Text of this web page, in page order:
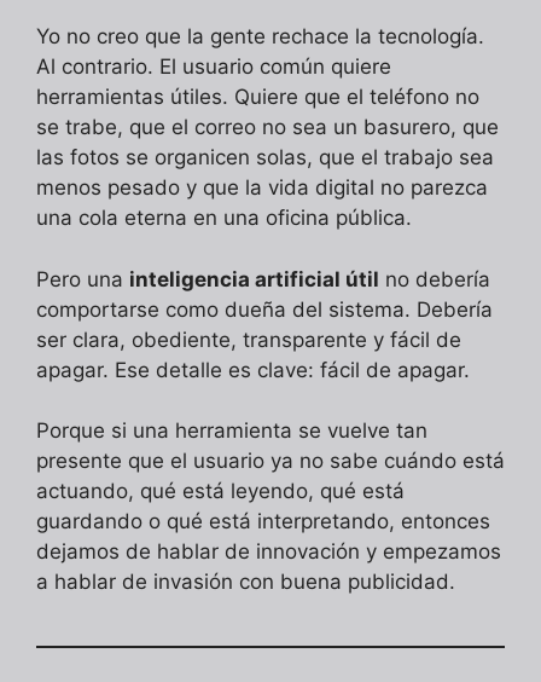
Yo no creo que la gente rechace la tecnología.
Al contrario. El usuario común quiere
herramientas útiles. Quiere que el teléfono no
se trabe, que el correo no sea un basurero, que
las fotos se organicen solas, que el trabajo sea
menos pesado y que la vida digital no parezca
una cola eterna en una oficina pública.
Pero una inteligencia artificial útil no debería
comportarse como dueña del sistema. Debería
ser clara, obediente, transparente y fácil de
apagar. Ese detalle es clave: fácil de apagar.
Porque si una herramienta se vuelve tan
presente que el usuario ya no sabe cuándo está
actuando, qué está leyendo, qué está
guardando o qué está interpretando, entonces
dejamos de hablar de innovación y empezamos
a hablar de invasión con buena publicidad.